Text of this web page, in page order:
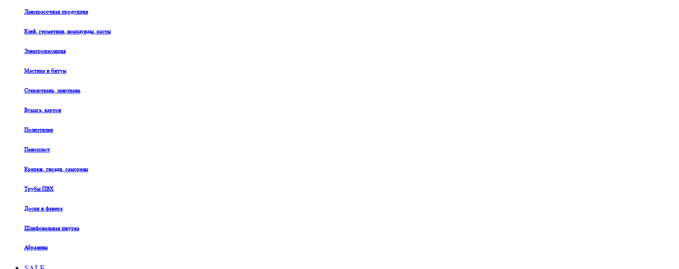
Лакокрасочная продукция
Клей, герметики, компаунды, пасты
Электроизоляция
Мастика и битум
Стеклоткань, лакоткань
Бумага, картон
Полиэтилен
Пенопласт
Крепеж, гвозди, саморезы
Трубы ПВХ
Доски и фанера
Шлифовальная шкурка
Абразивы